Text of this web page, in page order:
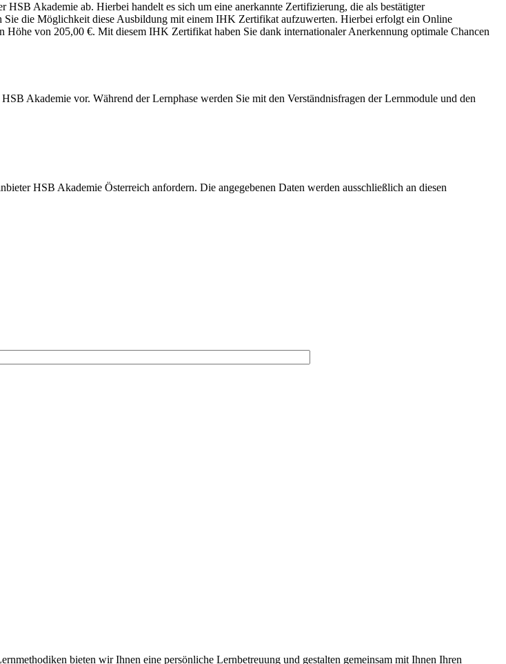
Akademie ab. Hierbei handelt es sich um eine anerkannte Zertifizierung, die als bestätigter
die Möglichkeit diese Ausbildung mit einem IHK Zertifikat aufzuwerten. Hierbei erfolgt ein Online
von 205,00 €. Mit diesem IHK Zertifikat haben Sie dank internationaler Anerkennung optimale Chancen
Akademie vor. Während der Lernphase werden Sie mit den Verständnisfragen der Lernmodule und den
HSB Akademie Österreich anfordern. Die angegebenen Daten werden ausschließlich an diesen
bieten wir Ihnen eine persönliche Lernbetreuung und gestalten gemeinsam mit Ihnen Ihren